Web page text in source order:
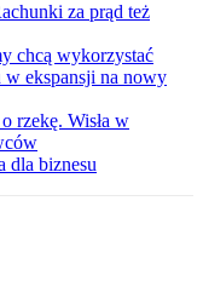
za prąd też
chcą wykorzystać
w ekspansji na nowy
rzekę. Wisła w
dla biznesu